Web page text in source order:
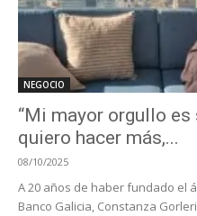
NEGOCIO
“Mi mayor orgullo
quiero hacer más,...
08/10/2025
A 20 años de haber fundado el
Banco Galicia, Constanza